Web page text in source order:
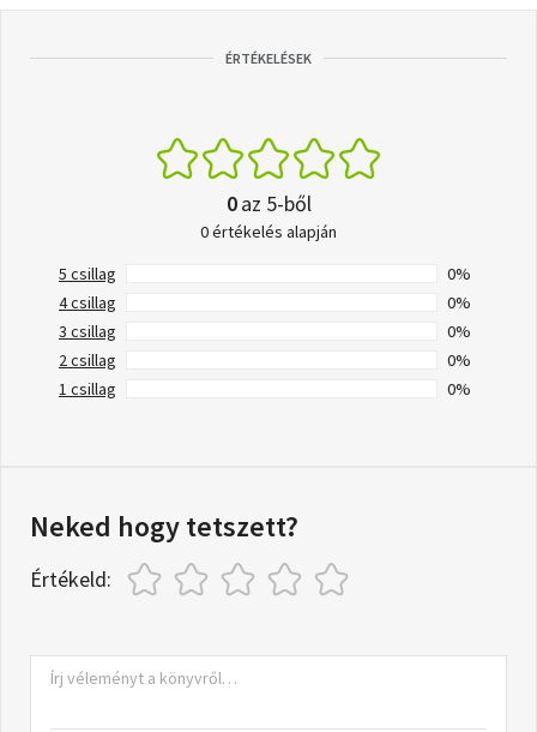
ÉRTÉKELÉSEK
0az 5-ből
0 értékelés alapján
5 csillag
0%
4 csillag
0%
3 csillag
0%
2 csillag
0%
1 csillag
0%
Neked hogy tetszett?
Értékeld: